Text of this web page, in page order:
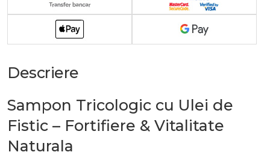
Descriere
Sampon Tricologic cu Ulei de
Fistic – Fortifiere & Vitalitate
Naturala